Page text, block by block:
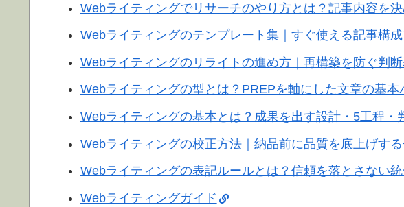
Webライティングでリサーチのやり方とは？記事内容を
Webライティングのテンプレート集｜すぐ使える記事構成
Webライティングのリライトの進め方｜再構築を防ぐ判
Webライティングの型とは？PREPを軸にした文章の基本
Webライティングの基本とは？成果を出す設計・5工程・
Webライティングの校正方法｜納品前に品質を底上げす
Webライティングの表記ルールとは？信頼を落とさない
Webライティングガイド